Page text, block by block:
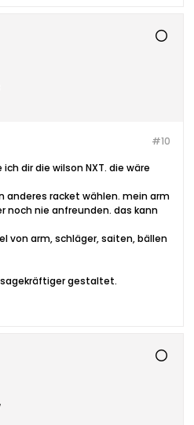
#10
dir die wilson NXT. die wäre
anderes racket wählen. mein arm
noch nie anfreunden. das kann
von arm, schläger, saiten, bällen
gestaltet.